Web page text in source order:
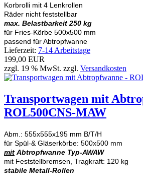
Korbrolli mit 4 Lenkrollen
Räder nicht feststellbar
max. Belastbarkeit 250 kg
für Fries-Körbe 500x500 mm
passend für Abtropfwanne
Lieferzeit: 7-14 Arbeitstage
199,00 EUR
zzgl. 19 % MwSt. zzgl. Versandkosten
Transportwagen mit
ROL500CNS-MAW
Abm.: 555x555x195 mm B/T/H
für Spül-& Gläserkörbe: 500x500 mm
mit Abtropfwanne Typ-AWAW
mit Feststellbremsen, Tragkraft: 120 kg
stabile Metall-Rollen